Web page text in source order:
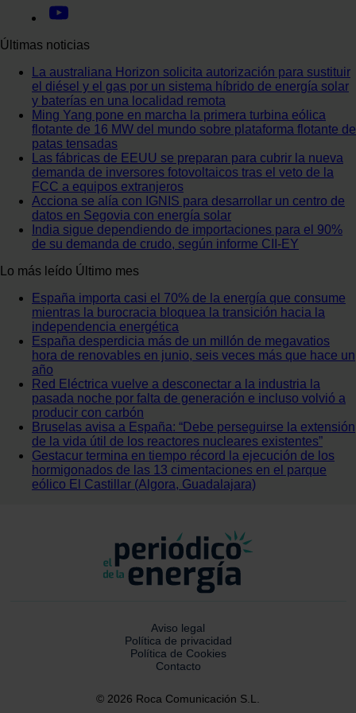
Últimas noticias
La australiana Horizon solicita autorización para sustituir
el diésel y el gas por un sistema híbrido de energía solar
y baterías en una localidad remota
Ming Yang pone en marcha la primera turbina eólica
flotante de 16 MW del mundo sobre plataforma flotante de
patas tensadas
Las fábricas de EEUU se preparan para cubrir la nueva
demanda de inversores fotovoltaicos tras el veto de la
FCC a equipos extranjeros
Acciona se alía con IGNIS para desarrollar un centro de
datos en Segovia con energía solar
India sigue dependiendo de importaciones para el 90%
de su demanda de crudo, según informe CII-EY
Lo más leído Último mes
España importa casi el 70% de la energía que consume
mientras la burocracia bloquea la transición hacia la
independencia energética
España desperdicia más de un millón de megavatios
hora de renovables en junio, seis veces más que hace un
año
Red Eléctrica vuelve a desconectar a la industria la
pasada noche por falta de generación e incluso volvió a
producir con carbón
Bruselas avisa a España: “Debe perseguirse la extensión
de la vida útil de los reactores nucleares existentes”
Gestacur termina en tiempo récord la ejecución de los
hormigonados de las 13 cimentaciones en el parque
eólico El Castillar (Algora, Guadalajara)
Aviso legal
Política de privacidad
Política de Cookies
Contacto
© 2026 Roca Comunicación S.L.